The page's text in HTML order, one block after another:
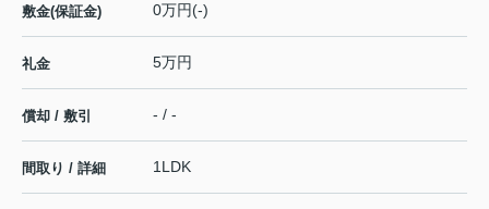
敷金(保証金) 0万円(-)
礼金 5万円
償却 / 敷引 - / -
間取り / 詳細 1LDK